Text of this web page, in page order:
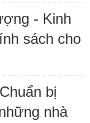
- Kinh
sách cho
bị
nhà